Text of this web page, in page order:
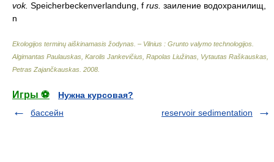
vok. Speicherbeckenverlandung, f rus. заиление водохранилищ,
n
Ekologijos terminų aiškinamasis žodynas. – Vilnius : Grunto valymo technologijos
Algimantas Paulauskas, Karolis Jankevičius, Rapolas Liužinas, Vytautas Raškauskas,
Petras Zajančkauskas 2008
Игры ⚽
Нужна курсовая?
бассейн
reservoir sedimentation